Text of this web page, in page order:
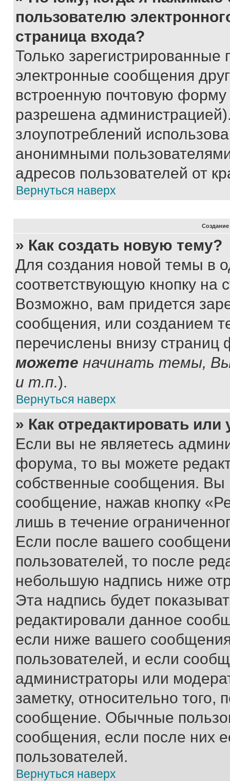
пользователю
страница входа?
Только зарегистрированные
электронные сообщения
встроенную почтовую
разрешена
злоупотреблений
анонимными
адресов пользователей от
Вернуться наверх
» Как создать новую тему?
Для создания новой темы в
соответствующую кнопку
Возможно, вам придется
сообщения, или созданием
перечислены внизу
можете начинать темы,
и т.п.).
Вернуться наверх
» Как отредактировать
Если вы не являетесь
форума, то вы можете
собственные сообщения. Вы
сообщение, нажав кнопку
лишь в течение
Если после вашего
пользователей, то после
небольшую надпись ниже
Эта надпись будет
редактировали данное
если ниже вашего
пользователей, и если
администраторы или
заметку, относительно
сообщение. Обычные
сообщения, если после них
пользователей.
Вернуться наверх